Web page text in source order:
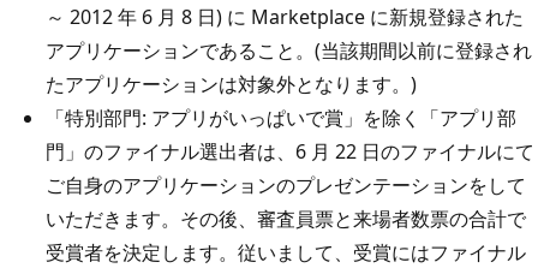
～ 2012 年 6 月 8 日) に Marketplace に新規登録された
アプリケーションであること。(当該期間以前に登録され
たアプリケーションは対象外となります。)
「特別部門: アプリがいっぱいで賞」を除く「アプリ部
門」のファイナル選出者は、6 月 22 日のファイナルにて
ご自身のアプリケーションのプレゼンテーションをして
いただきます。その後、審査員票と来場者数票の合計で
受賞者を決定します。従いまして、受賞にはファイナル